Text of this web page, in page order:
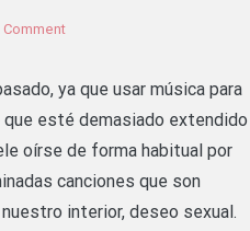
Commenton
a
excitarnos
la
música?
ya que usar música para
esté demasiado extendido
oírse de forma habitual por
canciones que son
interior, deseo sexual.